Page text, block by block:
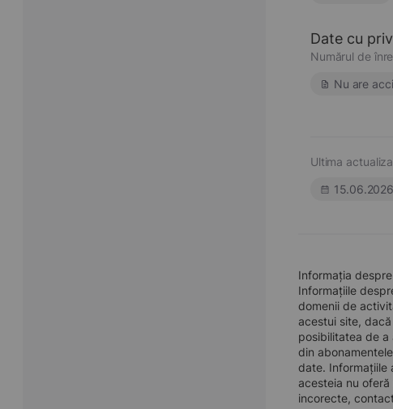
Date cu
Numărul de
Nu are
Ultima
15.06.2026
Informația
Informațiile
domenii de
acestui site,
posibilitatea de
din
date. Informațiile
acesteia nu
incorecte,